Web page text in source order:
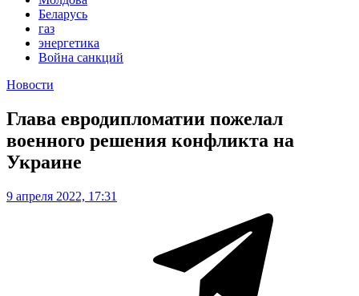
Беларусь
газ
энергетика
Война санкций
Новости
Глава евродипломатии пожелал
военного решения конфликта на
Украине
9 апреля 2022, 17:31